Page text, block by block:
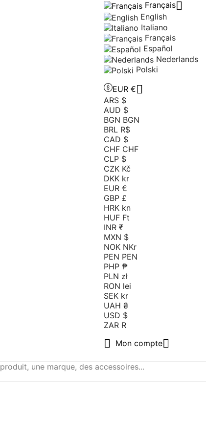
Français
English
Italiano
Français
Español
Nederlands
Polski
EUR € 
ARS $
AUD $
BGN BGN
BRL R$
CAD $
CHF CHF
CLP $
CZK Kč
DKK kr
EUR €
GBP £
HRK kn
HUF Ft
INR ₹
MXN $
NOK NKr
PEN PEN
PHP ₱
PLN zł
RON lei
SEK kr
UAH ₴
USD $
ZAR R
 Mon compte